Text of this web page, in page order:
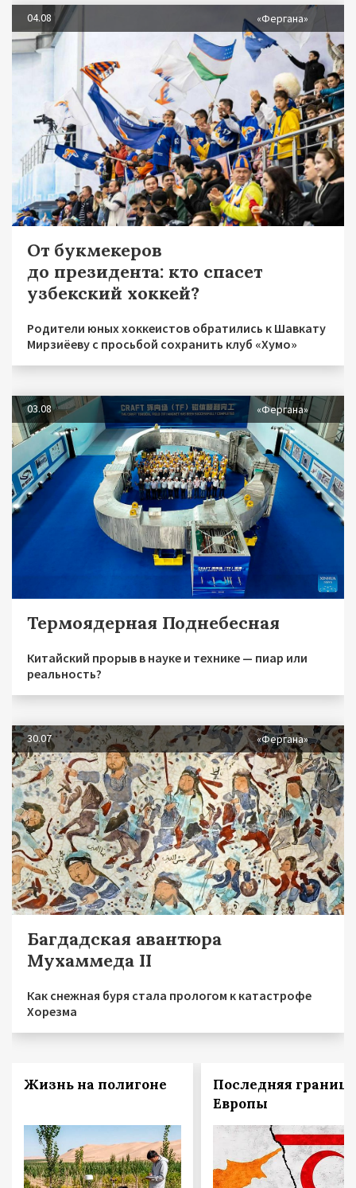
04.08 «Фергана»
От букмекеров
до президента: кто спасет
узбекский хоккей?
Родители юных хоккеистов обратились к Шавкату
Мирзиёеву с просьбой сохранить клуб «Хумо»
03.08 «Фергана»
Термоядерная Поднебесная
Китайский прорыв в науке и технике — пиар или
реальность?
30.07 «Фергана»
Багдадская авантюра
Мухаммеда II
Как снежная буря стала прологом к катастрофе
Хорезма
Жизнь на полигоне
Последняя граница
Европы